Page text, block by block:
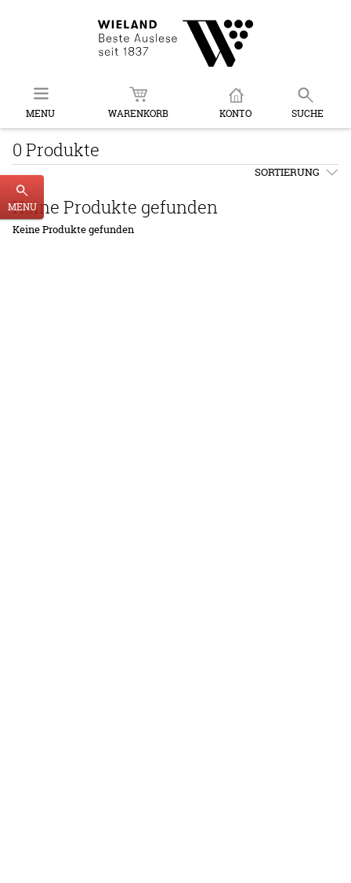
MENU WARENKORB KONTO SUCHE
MENU
0 Produkte
SORTIERUNG
Keine Produkte gefunden
Keine Produkte gefunden